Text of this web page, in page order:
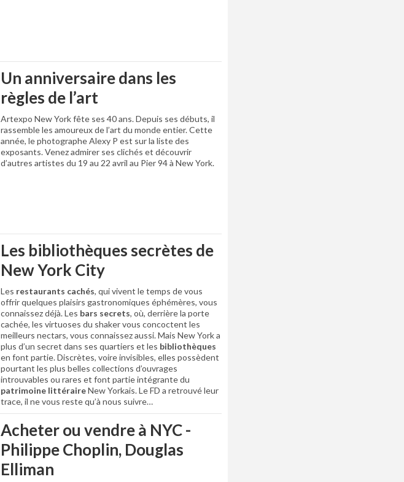
Un anniversaire dans les
règles de l’art
Artexpo New York fête ses 40 ans. Depuis ses débuts, il
rassemble les amoureux de l’art du monde entier. Cette
année, le photographe Alexy P est sur la liste des
exposants. Venez admirer ses clichés et découvrir
d’autres artistes du 19 au 22 avril au Pier 94 à New York.
Les bibliothèques secrètes de
New York City
Les restaurants cachés, qui vivent le temps de vous
offrir quelques plaisirs gastronomiques éphémères, vous
connaissez déjà. Les bars secrets, où, derrière la porte
cachée, les virtuoses du shaker vous concoctent les
meilleurs nectars, vous connaissez aussi. Mais New York a
plus d’un secret dans ses quartiers et les bibliothèques
en font partie. Discrètes, voire invisibles, elles possèdent
pourtant les plus belles collections d’ouvrages
introuvables ou rares et font partie intégrante du
patrimoine littéraireNew Yorkais. Le FD a retrouvé leur
trace, il ne vous reste qu’à nous suivre…
Acheter ou vendre à NYC -
Philippe Choplin, Douglas
Elliman